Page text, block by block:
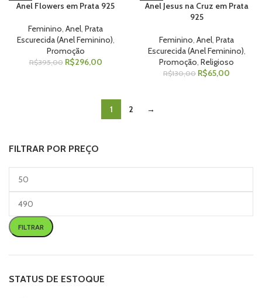
FILTRAR POR PREÇO
FILTRAR
STATUS DE ESTOQUE
Anel Flowers em Prata 925
Feminino, Anel, Prata
Escurecida (Anel Feminino),
Promoção
R$395,00 R$296,00
Anel Jesus na Cruz em Prata
925
Feminino, Anel, Prata
Escurecida (Anel Feminino),
Promoção, Religioso
R$130,00 R$65,00
1 2 →